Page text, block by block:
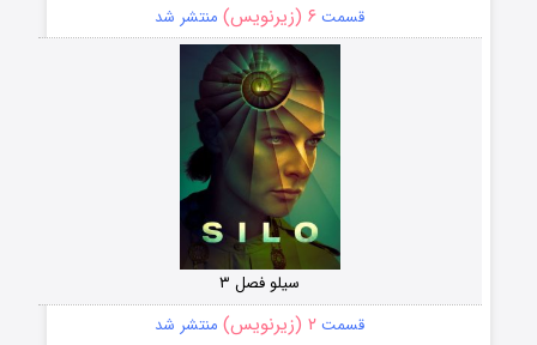
قسمت ۶ (زیرنویس) منتشر شد
سیلو فصل ۳
قسمت ۲ (زیرنویس) منتشر شد